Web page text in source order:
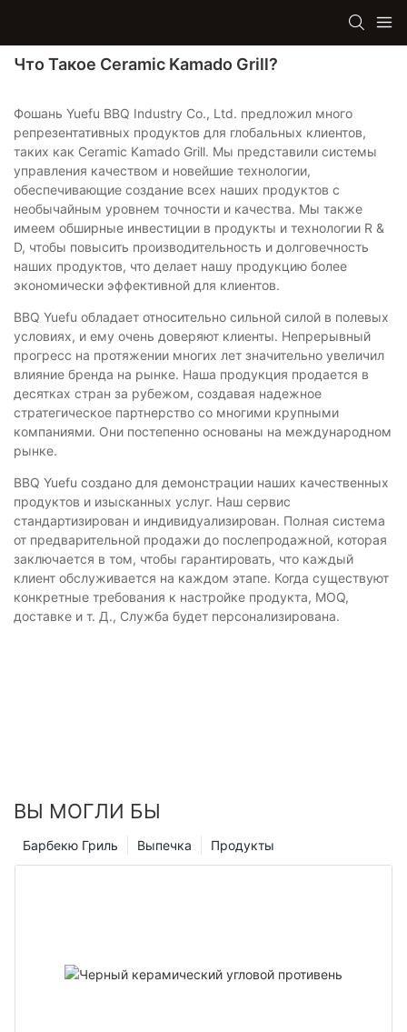
Что Такое Ceramic Kamado Grill?
Фошань Yuefu BBQ Industry Co., Ltd. предложил много
репрезентативных продуктов для глобальных клиентов,
таких как Ceramic Kamado Grill. Мы представили системы
управления качеством и новейшие технологии,
обеспечивающие создание всех наших продуктов с
необычайным уровнем точности и качества. Мы также
имеем обширные инвестиции в продукты и технологии R &
D, чтобы повысить производительность и долговечность
наших продуктов, что делает нашу продукцию более
экономически эффективной для клиентов.
BBQ Yuefu обладает относительно сильной силой в полевых
условиях, и ему очень доверяют клиенты. Непрерывный
прогресс на протяжении многих лет значительно увеличил
влияние бренда на рынке. Наша продукция продается в
десятках стран за рубежом, создавая надежное
стратегическое партнерство со многими крупными
компаниями. Они постепенно основаны на международном
рынке.
BBQ Yuefu создано для демонстрации наших качественных
продуктов и изысканных услуг. Наш сервис
стандартизирован и индивидуализирован. Полная система
от предварительной продажи до послепродажной, которая
заключается в том, чтобы гарантировать, что каждый
клиент обслуживается на каждом этапе. Когда существуют
конкретные требования к настройке продукта, MOQ,
доставке и т. Д., Служба будет персонализирована.
ВЫ МОГЛИ БЫ
Продукты
Выпечка
Барбекю Гриль